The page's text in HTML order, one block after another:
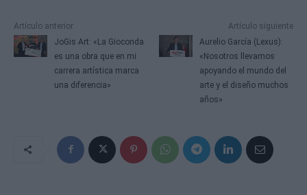
Artículo anterior
JoGis Art: «La Gioconda
es una obra que en mi
carrera artística marca
una diferencia»
Artículo siguiente
Aurelio García (Lexus):
«Nosotros llevamos
apoyando el mundo del
arte y el diseño muchos
años»